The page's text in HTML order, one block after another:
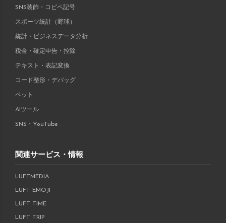
SNS装飾・コピペ記号
スポーツ統計（野球）
統計・ビジネスデータ分析
税金・確定申告・控除
テキスト・表記変換
コード整形・デバッグ
ペット
AIツール
SNS・YouTube
関連サービス・情報
LUFTMEDIA
LUFT EMOJI
LUFT TIME
LUFT TRIP